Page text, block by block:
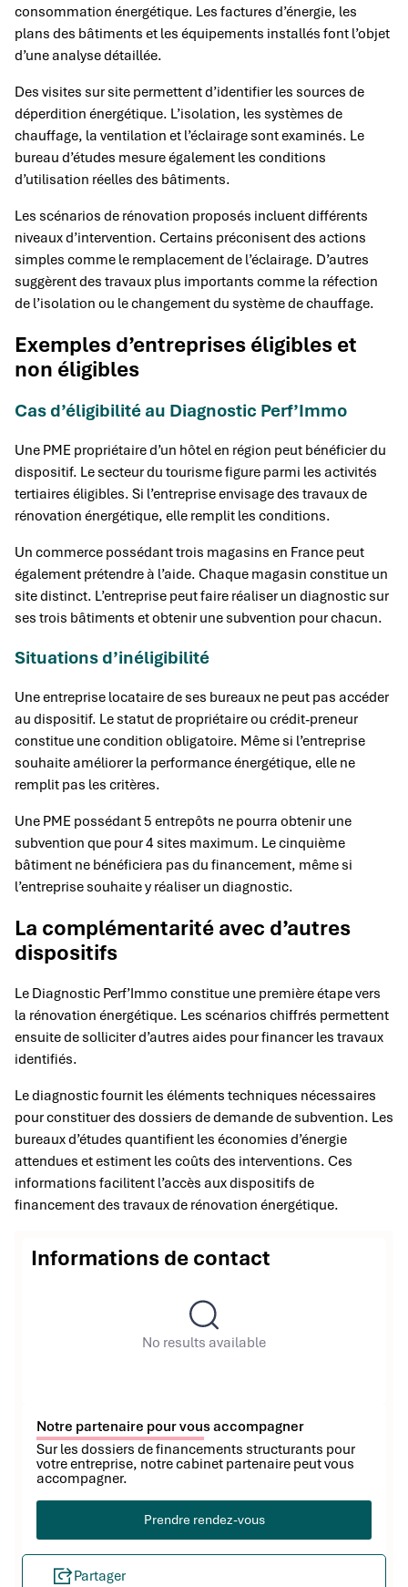
consommation énergétique. Les factures d’énergie, les
plans des bâtiments et les équipements installés font l’objet
d’une analyse détaillée.
Des visites sur site permettent d’identifier les sources de
déperdition énergétique. L’isolation, les systèmes de
chauffage, la ventilation et l’éclairage sont examinés. Le
bureau d’études mesure également les conditions
d’utilisation réelles des bâtiments.
Les scénarios de rénovation proposés incluent différents
niveaux d’intervention. Certains préconisent des actions
simples comme le remplacement de l’éclairage. D’autres
suggèrent des travaux plus importants comme la réfection
de l’isolation ou le changement du système de chauffage.
Exemples d’entreprises éligibles et
non éligibles
Cas d’éligibilité au Diagnostic Perf’Immo
Une PME propriétaire d’un hôtel en région peut bénéficier du
dispositif. Le secteur du tourisme figure parmi les activités
tertiaires éligibles. Si l’entreprise envisage des travaux de
rénovation énergétique, elle remplit les conditions.
Un commerce possédant trois magasins en France peut
également prétendre à l’aide. Chaque magasin constitue un
site distinct. L’entreprise peut faire réaliser un diagnostic sur
ses trois bâtiments et obtenir une subvention pour chacun.
Situations d’inéligibilité
Une entreprise locataire de ses bureaux ne peut pas accéder
au dispositif. Le statut de propriétaire ou crédit-preneur
constitue une condition obligatoire. Même si l’entreprise
souhaite améliorer la performance énergétique, elle ne
remplit pas les critères.
Une PME possédant 5 entrepôts ne pourra obtenir une
subvention que pour 4 sites maximum. Le cinquième
bâtiment ne bénéficiera pas du financement, même si
l’entreprise souhaite y réaliser un diagnostic.
La complémentarité avec d’autres
dispositifs
Le Diagnostic Perf’Immo constitue une première étape vers
la rénovation énergétique. Les scénarios chiffrés permettent
ensuite de solliciter d’autres aides pour financer les travaux
identifiés.
Le diagnostic fournit les éléments techniques nécessaires
pour constituer des dossiers de demande de subvention. Les
bureaux d’études quantifient les économies d’énergie
attendues et estiment les coûts des interventions. Ces
informations facilitent l’accès aux dispositifs de
financement des travaux de rénovation énergétique.
Informations de contact
No results available
Notre partenaire pour vous accompagner
Sur les dossiers de financements structurants pour
votre entreprise, notre cabinet partenaire peut vous
accompagner.
Prendre rendez-vous
Partager